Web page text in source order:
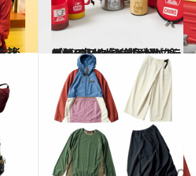
2023.5.7
【CHUMSがKalitaとコラボ】 コーヒーを気軽に楽しむ6点セット 賑やかなデザインに気分も上がる！
ライフスタイル